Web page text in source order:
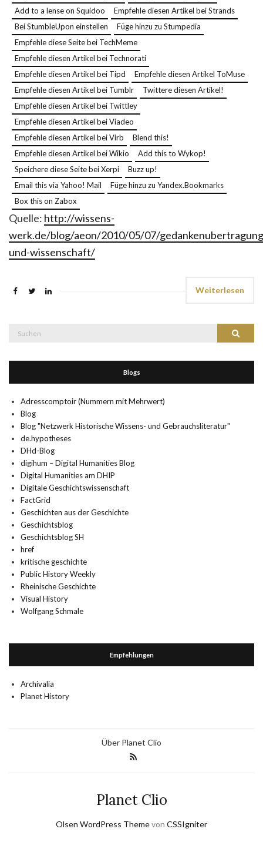
Add to a lense on Squidoo
Empfehle diesen Artikel bei Strands
Bei StumbleUpon einstellen
Füge hinzu zu Stumpedia
Empfehle diese Seite bei TechMeme
Empfehle diesen Artikel bei Technorati
Empfehle diesen Artikel bei Tipd
Empfehle diesen Artikel ToMuse
Empfehle diesen Artikel bei Tumblr
Twittere diesen Artikel!
Empfehle diesen Artikel bei Twittley
Empfehle diesen Artikel bei Viadeo
Empfehle diesen Artikel bei Virb
Blend this!
Empfehle diesen Artikel bei Wikio
Add this to Wykop!
Speichere diese Seite bei Xerpi
Buzz up!
Email this via Yahoo! Mail
Füge hinzu zu Yandex.Bookmarks
Box this on Zabox
Quelle: http://wissens-
werk.de/blog/aeon/2010/05/07/
und-wissenschaft/
Weiterlesen
Suchen
Blogs
Adresscomptoir (Nummern mit Mehrwert)
Blog
Blog "Netzwerk Historische Wissens- und Gebrauchsliteratur"
de.hypotheses
DHd-Blog
digihum – Digital Humanities Blog
Digital Humanities am DHIP
Digitale Geschichtswissenschaft
FactGrid
Geschichten aus der Geschichte
Geschichtsblog
Geschichtsblog SH
href
kritische geschichte
Public History Weekly
Rheinische Geschichte
Visual History
Wolfgang Schmale
Empfehlungen
Archivalia
Planet History
Über Planet Clio
Planet Clio
Olsen WordPress Themevon CSSIgniter